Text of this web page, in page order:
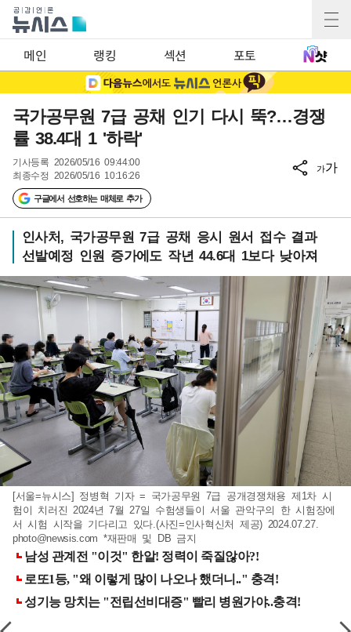
메인 랭킹 섹션 포토
국가공무원 7급 공채 인기 다시 뚝?…경쟁
률 38.4대 1 '하락'
기사등록 2026/05/16 09:44:00
최종수정 2026/05/16 10:16:26
구글에서 선호하는 매체로 추가
가가
인사처, 국가공무원 7급 공채 응시 원서 접수 결과
선발예정 인원 증가에도 작년 44.6대 1보다 낮아져
[서울=뉴시스] 정병혁 기자 = 국가공무원 7급 공개경쟁채용 제1차 시
험이 치러진 2024년 7월 27일 수험생들이 서울 관악구의 한 시험장에
서 시험 시작을 기다리고 있다.(사진=인사혁신처 제공) 2024.07.27.
photo@newsis.com *재판매 및 DB 금지